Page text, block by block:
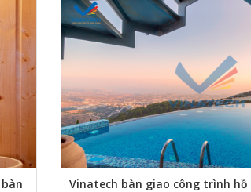
Vinatech bàn giao công trình